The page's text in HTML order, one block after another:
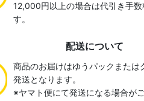
12,000円以上の場合は代引き手数
す。
配送について
商品のお届けはゆうパックまたは
発送となります。
※ヤマト便にて発送になる場合がご